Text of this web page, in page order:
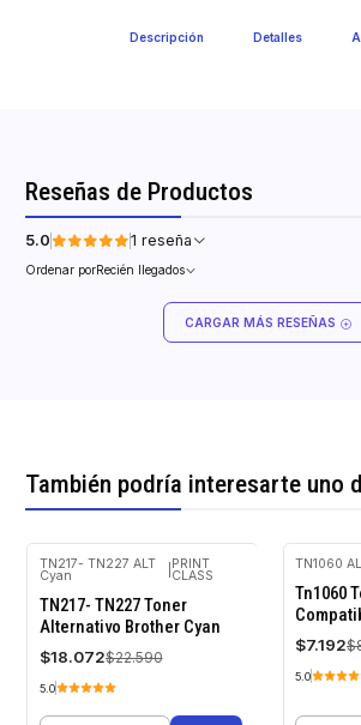
Descripción Detalles
Reseñas de Productos
5.0 1 reseña
Ordenar porRecién llegados
CARGAR MÁS RESEÑAS
También podría interesarte uno
OFF
TN217- TN227 ALT
Cyan
PRINT
CLASS
TN217- TN227 Toner
Alternativo Brother Cyan
$18.072$22.590
5.0
-20%
OFF
TN1060
Tn1060
$7.192
5.0